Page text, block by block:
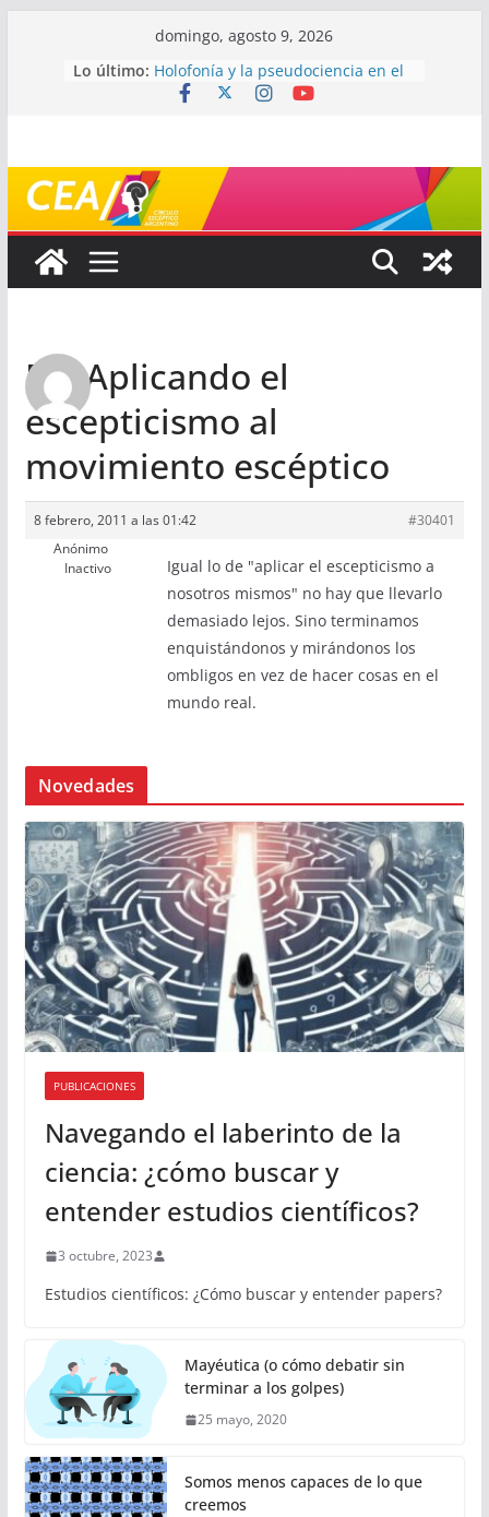
domingo, agosto 9, 2026
Lo último: Holofonía y la pseudociencia en el
audio
Mayéutica (o cómo debatir sin
terminar a los golpes)
Somos menos capaces de lo que
Re: Aplicando el
escepticismo al
movimiento escéptico
8 febrero, 2011 a las 01:42
#30401
Anónimo
Inactivo
Igual lo de "aplicar el escepticismo a
nosotros mismos" no hay que llevarlo
demasiado lejos. Sino terminamos
enquistándonos y mirándonos los
ombligos en vez de hacer cosas en el
mundo real.
Novedades
PUBLICACIONES
Navegando el laberinto de la
ciencia: ¿cómo buscar y
entender estudios científicos?
3 octubre, 2023
Estudios científicos: ¿Cómo buscar y entender papers?
Mayéutica (o cómo debatir sin
terminar a los golpes)
25 mayo, 2020
Somos menos capaces de lo que
creemos